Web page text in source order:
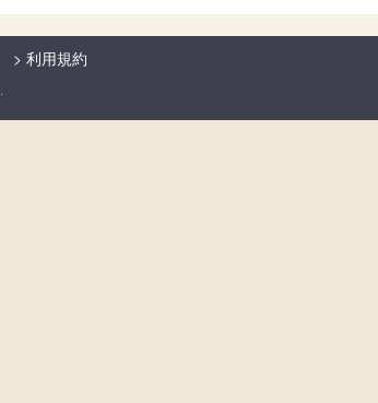
> 利用規約